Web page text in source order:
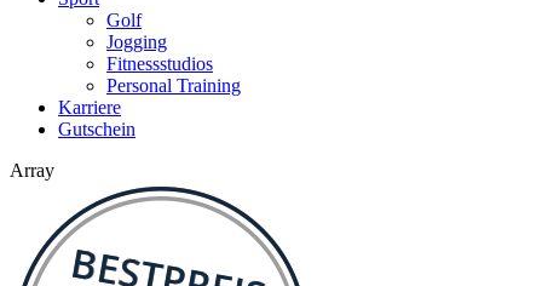
Golf
Jogging
Fitnessstudios
Personal Training
Karriere
Gutschein
Array